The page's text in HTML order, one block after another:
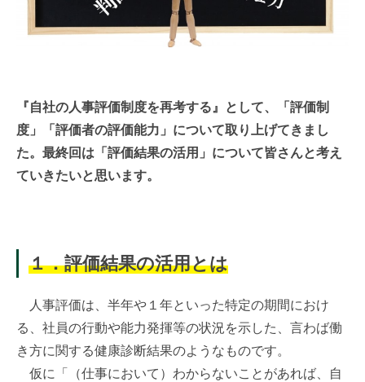
本サイトのご利用にあたって
『自社の人事評価制度を再考する』として、「評価制
度」「評価者の評価能力」について取り上げてきまし
た。最終回は「評価結果の活用」について皆さんと考え
ていきたいと思います。
１．評価結果の活用とは
人事評価は、半年や１年といった特定の期間におけ
る、社員の行動や能力発揮等の状況を示した、言わば働
き方に関する健康診断結果のようなものです。
仮に「（仕事において）わからないことがあれば、自